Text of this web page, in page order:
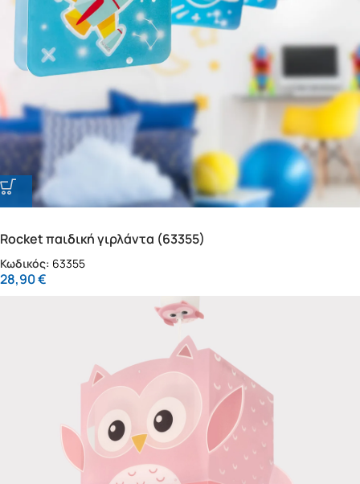
Rocket παιδική γιρλάντα (63355)
Κωδικός: 63355
28,90€